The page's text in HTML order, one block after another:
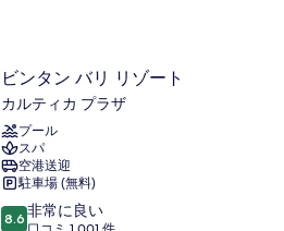
ビ
ン
タ
ン
バ
リ
リ
ゾ
ビンタン バリ リゾート
カルティカ プラザ
プール
スパ
空港送迎
駐車場 (無料)
10
8.6 非常に良い